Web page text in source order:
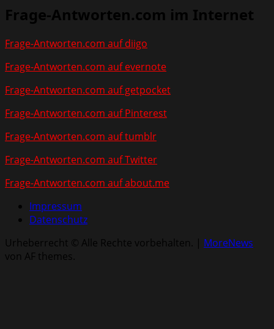
Frage-Antworten.com im Internet
Frage-Antworten.com auf diigo
Frage-Antworten.com auf evernote
Frage-Antworten.com auf getpocket
Frage-Antworten.com auf Pinterest
Frage-Antworten.com auf tumblr
Frage-Antworten.com auf Twitter
Frage-Antworten.com auf about.me
Impressum
Datenschutz
Urheberrecht © Alle Rechte vorbehalten. | MoreNews
von AF themes.